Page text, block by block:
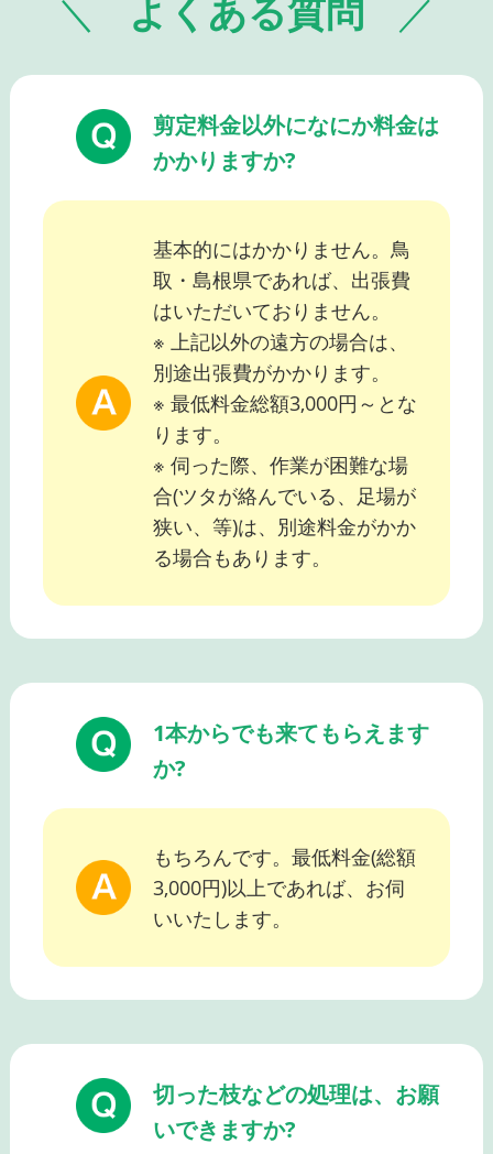
よくある質問
剪定料金以外になにか料金は
かかりますか?
基本的にはかかりません。鳥
取・島根県であれば、出張費
はいただいておりません。
※ 上記以外の遠方の場合は、
別途出張費がかかります。
※ 最低料金総額3,000円～とな
ります。
※ 伺った際、作業が困難な場
合(ツタが絡んでいる、足場が
狭い、等)は、別途料金がかか
る場合もあります。
1本からでも来てもらえます
か?
もちろんです。最低料金(総額
3,000円)以上であれば、お伺
いいたします。
切った枝などの処理は、お願
いできますか?